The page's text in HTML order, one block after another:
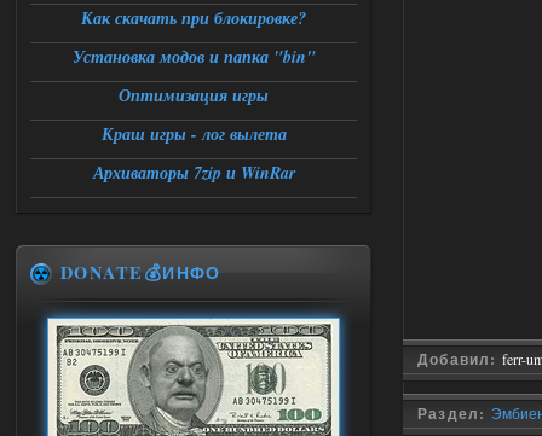
Добавил: ferr-
Раздел:
Как скачать при блокировке?
Установка модов и папка "bin"
Оптимизация игры
Краш игры - лог вылета
Архиваторы 7zip и WinRar
DONATE💰ИНФО